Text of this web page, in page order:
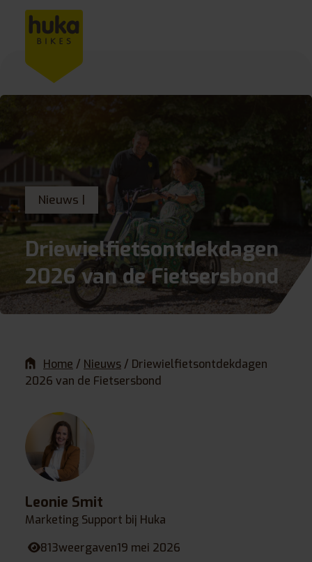
Nieuws |
Driewielfietsontdekdagen
2026 van de Fietsersbond
Home / Nieuws / Driewielfietsontdekdagen
2026 van de Fietsersbond
Leonie Smit
Marketing Support bij Huka
813weergaven19 mei 2026